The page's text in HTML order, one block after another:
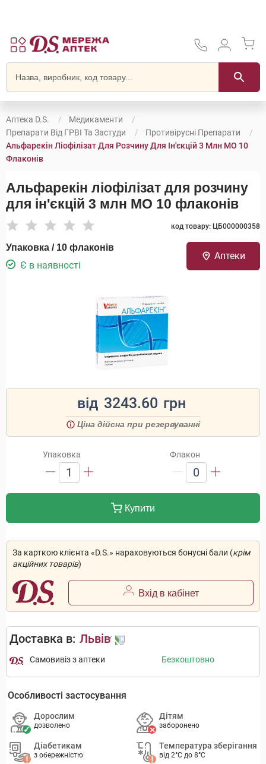
Аптека D.S.
Медикаменти
Препарати Від ГРВІ Та Застуди
Противірусні Препарати
Альфарекін Ліофілізат Для Розчину Для Ін'єкцій 3 Млн МО 10
Флаконів
Альфарекін ліофілізат для розчину
для ін'єкцій 3 млн МО 10 флаконів
код товару: ЦБ000000358
Упаковка / 10 флаконів
Є в наявності
Аптеки
від 3243.60 грн
Ціна дійсна при резервуванні
Упаковка
1
Флакон
0
Купити
За карткою клієнта «D.S.» нараховуються бонусні бали (крім
акційних товарів)
Вхід в кабінет
Доставка в: Львів
Самовивіз з аптеки Безкоштовно
Особливості застосування
Дорослим
дозволено
Дітям
заборонено
Діабетикам
з обережністю
Температура зберігання
від 2°C до 8°C